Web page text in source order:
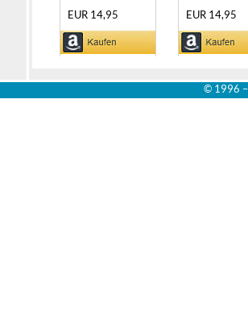
EUR 14,95
EUR 14,95
© 1996